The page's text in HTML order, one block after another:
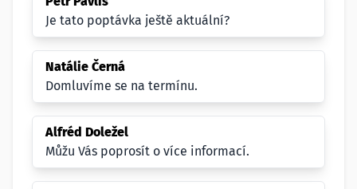
Je tato poptávka ještě aktuální?
Natálie Černá
Domluvíme se na termínu.
Alfréd Doležel
Můžu Vás poprosít o více informací.